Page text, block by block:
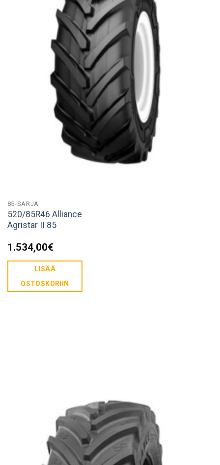
85-SARJA
520/85R46 Alliance
Agristar II 85
1.534,00€
LISÄÄ
OSTOSKORIIN